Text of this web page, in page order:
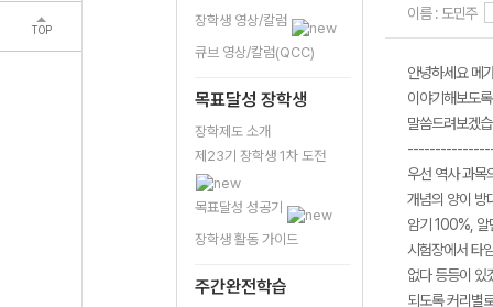
TOP
장학생 영상/칼럼
큐브 영상/칼럼(QCC)
목표달성 장학생
장학제도 소개
제23기 장학생 1차 도전
목표달성 성공기
장학생 활동 가이드
주간완전학습
이름 : 도민주
안녕하세요 메
이야기해보도
말씀드려보겠
우선 역사 과목
개념의 양이 방
암기 100%, 알
시험장에서 타
없다 등등이 있
되도록 커리별